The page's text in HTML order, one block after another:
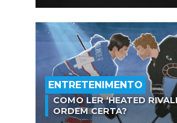
ENTRETENIMENTO
COMO LER ‘HEATED
ORDEM CERTA?